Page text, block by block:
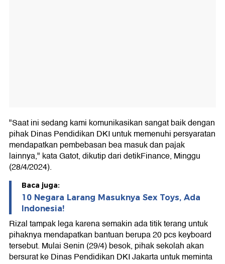
"Saat ini sedang kami komunikasikan sangat baik dengan
pihak Dinas Pendidikan DKI untuk memenuhi persyaratan
mendapatkan pembebasan bea masuk dan pajak
lainnya," kata Gatot, dikutip dari detikFinance, Minggu
(28/4/2024).
Baca juga:
10 Negara Larang Masuknya Sex Toys, Ada
Indonesia!
Rizal tampak lega karena semakin ada titik terang untuk
pihaknya mendapatkan bantuan berupa 20 pcs keyboard
tersebut. Mulai Senin (29/4) besok, pihak sekolah akan
bersurat ke Dinas Pendidikan DKI Jakarta untuk meminta